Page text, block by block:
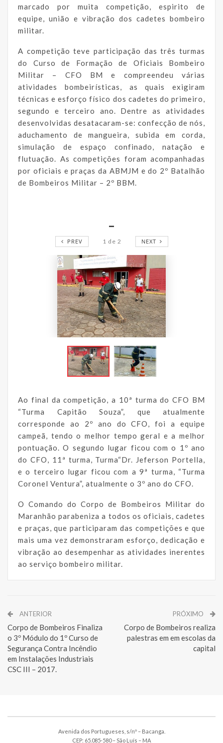
marcado por muita competição, espirito de
equipe, união e vibração dos cadetes bombeiro
militar.
A competição teve participação das três turmas
do Curso de Formação de Oficiais Bombeiro
Militar – CFO BM e compreendeu várias
atividades bombeirísticas, as quais exigiram
técnicas e esforço físico dos cadetes do primeiro,
segundo e terceiro ano. Dentre as atividades
desenvolvidas desatacaram-se: confecção de nós,
aduchamento de mangueira, subida em corda,
simulação de espaço confinado, natação e
flutuação. As competições foram acompanhadas
por oficiais e praças da ABMJM e do 2º Batalhão
de Bombeiros Militar – 2º BBM.
PREV 1 de 2 NEXT
Ao final da competição, a 10ª turma do CFO BM
“Turma Capitão Souza”, que atualmente
corresponde ao 2º ano do CFO, foi a equipe
campeã, tendo o melhor tempo geral e a melhor
pontuação. O segundo lugar ficou com o 1º ano
do CFO, 11ª turma, Turma“Dr. Jeferson Portella,
e o terceiro lugar ficou com a 9ª turma, “Turma
Coronel Ventura”, atualmente o 3º ano do CFO.
O Comando do Corpo de Bombeiros Militar do
Maranhão parabeniza a todos os oficiais, cadetes
e praças, que participaram das competições e que
mais uma vez demonstraram esforço, dedicação e
vibração ao desempenhar as atividades inerentes
ao serviço bombeiro militar.
ANTERIOR
Corpo de Bombeiros Finaliza
o 3º Módulo do 1º Curso de
Segurança Contra Incêndio
em Instalações Industriais
CSC III – 2017.
PRÓXIMO
Corpo de Bombeiros realiza
palestras em em escolas da
capital
Avenida dos Portugueses, s/nº – Bacanga.
CEP: 65.085-580 – São Luís – MA